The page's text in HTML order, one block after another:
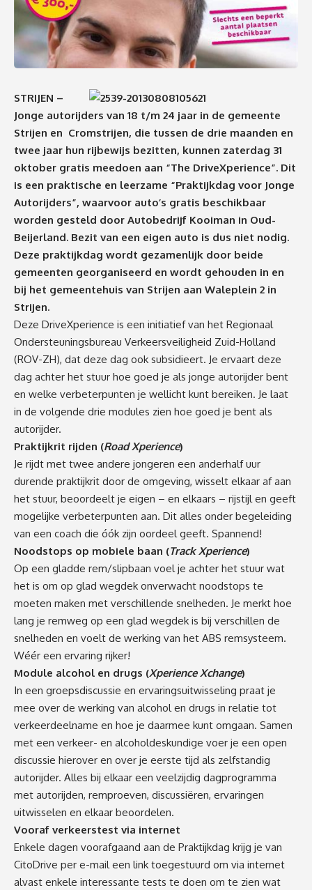
STRIJEN –
Jonge autorijders van 18 t/m 24 jaar in de gemeente
Strijen en Cromstrijen, die tussen de drie maanden en
twee jaar hun rijbewijs bezitten, kunnen zaterdag 31
oktober gratis meedoen aan “The DriveXperience”. Dit
is een praktische en leerzame “Praktijkdag voor Jonge
Autorijders”, waarvoor auto’s gratis beschikbaar
worden gesteld door Autobedrijf Kooiman in Oud-
Beijerland. Bezit van een eigen auto is dus niet nodig.
Deze praktijkdag wordt gezamenlijk door beide
gemeenten georganiseerd en wordt gehouden in en
bij het gemeentehuis van Strijen aan Waleplein 2 in
Strijen.
Deze DriveXperience is een initiatief van het Regionaal
Ondersteuningsbureau Verkeersveiligheid Zuid-Holland
(ROV-ZH), dat deze dag ook subsidieert. Je ervaart deze
dag achter het stuur hoe goed je als jonge autorijder bent
en welke verbeterpunten je wellicht kunt bereiken. Je laat
in de volgende drie modules zien hoe goed je bent als
autorijder.
Praktijkrit rijden (Road Xperience)
Je rijdt met twee andere jongeren een anderhalf uur
durende praktijkrit door de omgeving, wisselt elkaar af aan
het stuur, beoordeelt je eigen – en elkaars – rijstijl en geeft
mogelijke verbeterpunten aan. Dit alles onder begeleiding
van een coach die óók zijn oordeel geeft. Spannend!
Noodstops op mobiele baan (Track Xperience)
Op een gladde rem/slipbaan voel je achter het stuur wat
het is om op glad wegdek onverwacht noodstops te
moeten maken met verschillende snelheden. Je merkt hoe
lang je remweg op een glad wegdek is bij verschillen de
snelheden en voelt de werking van het ABS remsysteem.
Wéér een ervaring rijker!
Module alcohol en drugs (Xperience Xchange)
In een groepsdiscussie en ervaringsuitwisseling praat je
mee over de werking van alcohol en drugs in relatie tot
verkeerdeelname en hoe je daarmee kunt omgaan. Samen
met een verkeer- en alcoholdeskundige voer je een open
discussie hierover en over je eerste tijd als zelfstandig
autorijder. Alles bij elkaar een veelzijdig dagprogramma
met autorijden, remproeven, discussiëren, ervaringen
uitwisselen en elkaar beoordelen.
Vooraf verkeerstest via internet
Enkele dagen voorafgaand aan de Praktijkdag krijg je van
CitoDrive per e-mail een link toegestuurd om via internet
alvast enkele interessante tests te doen om te zien wat